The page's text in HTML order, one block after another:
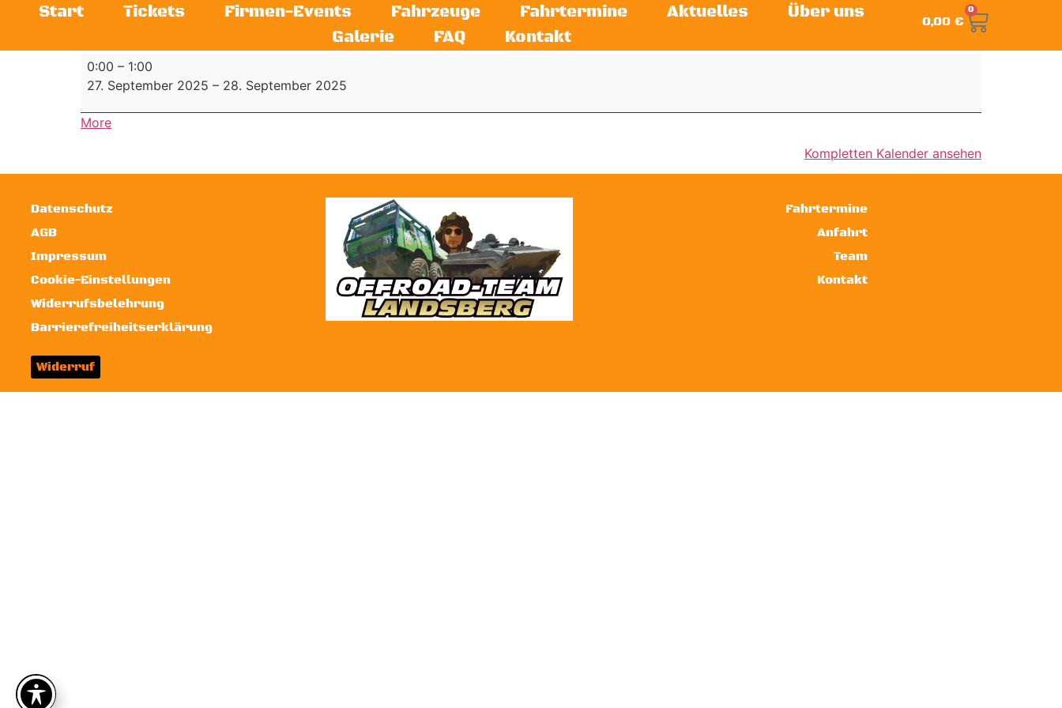
Start Tickets Firmen-Events Fahrzeuge Fahrtermine Aktuelles
Über uns
Galerie
FAQ Kontakt
0,00 €
0
0:00 – 1:00
27. September 2025 – 28. September 2025
More
Kompletten Kalender ansehen
Datenschutz
AGB
Impressum
Cookie-Einstellungen
Widerrufsbelehrung
Barrierefreiheitserklärung
Widerruf
Fahrtermine
Anfahrt
Team
Kontakt